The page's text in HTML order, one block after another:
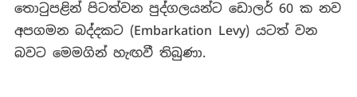
තොටුපළින් පිටත්වන පුද්ගලයන්ට ඩොලර් 60 ක නව
අපගමන බද්දකට (Embarkation Levy) යටත් වන
බවට මෙමගින් හැඟවී තිබුණා.